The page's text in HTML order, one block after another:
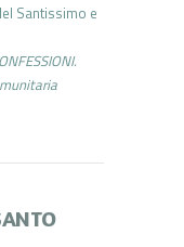
Santissimo e